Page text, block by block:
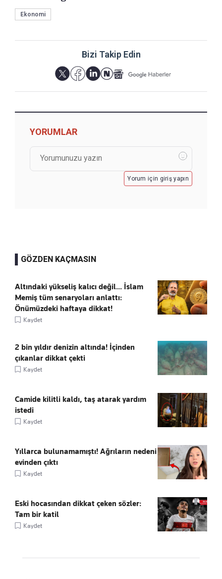
Ekonomi
Bizi Takip Edin
YORUMLAR
Yorum için giriş yapın
GÖZDEN KAÇMASIN
Altındaki yükseliş kalıcı değil... İslam
Memiş tüm senaryoları anlattı:
Önümüzdeki haftaya dikkat!
Kaydet
2 bin yıldır denizin altında! İçinden
çıkanlar dikkat çekti
Kaydet
Camide kilitli kaldı, taş atarak yardım
istedi
Kaydet
Yıllarca bulunamamıştı! Ağrıların nedeni
evinden çıktı
Kaydet
Eski hocasından dikkat çeken sözler:
Tam bir katil
Kaydet